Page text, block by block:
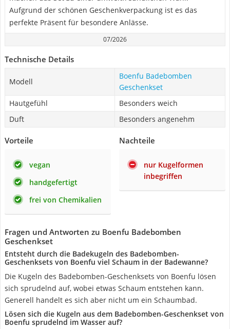
Aufgrund der schönen Geschenkverpackung ist es das
perfekte Präsent für besondere Anlässe.
07/2026
Technische Details
Modell
Boenfu Badebomben
Geschenkset
Hautgefühl
Besonders weich
Duft
Besonders angenehm
Vorteile
vegan
handgefertigt
frei von Chemikalien
Nachteile
nur Kugelformen
inbegriffen
Fragen und Antworten zu Boenfu Badebomben
Geschenkset
Entsteht durch die Badekugeln des Badebomben-
Geschenksets von Boenfu viel Schaum in der Badewanne?
Die Kugeln des Badebomben-Geschenksets von Boenfu lösen
sich sprudelnd auf, wobei etwas Schaum entstehen kann.
Generell handelt es sich aber nicht um ein Schaumbad.
Lösen sich die Kugeln aus dem Badebomben-Geschenkset von
Boenfu sprudelnd im Wasser auf?